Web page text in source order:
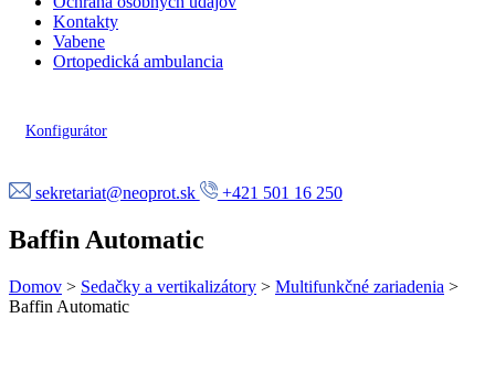
Kontakty
Vabene
Ortopedická ambulancia
Konfigurátor
sekretariat@neoprot.sk +421 501 16 250
Baffin Automatic
Domov > Sedačky a vertikalizátory > Multifunkčné zariadenia >
Baffin Automatic